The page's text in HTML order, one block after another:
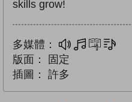
skills grow!
多媒體： 多媒體互動練
版面：
固定
插圖：
許多